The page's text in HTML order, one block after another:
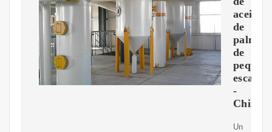
aceite
de
palma
de
escala
-
China
Un